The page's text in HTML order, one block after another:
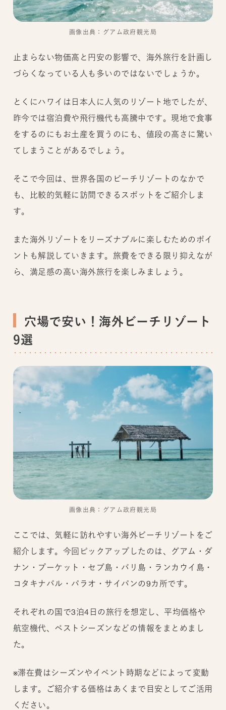
画像出典：グアム政府観光局
止まらない物価高と円安の影響で、海外旅行を計画し
づらくなっている人も多いのではないでしょうか。
とくにハワイは日本人に人気のリゾート地でしたが、
昨今では宿泊費や飛行機代も高騰中です。現地で食事
をするのにもお土産を買うのにも、値段の高さに驚い
てしまうことがあるでしょう。
そこで今回は、世界各国のビーチリゾートのなかで
も、比較的気軽に訪問できるスポットをご紹介しま
す。
また海外リゾートをリーズナブルに楽しむためのポイ
ントも解説していきます。旅費をできる限り抑えなが
ら、満足感の高い海外旅行を楽しみましょう。
穴場で安い！海外ビーチリゾート
9選
画像出典：グアム政府観光局
ここでは、気軽に訪れやすい海外ビーチリゾートをご
紹介します。今回ピックアップしたのは、グアム・ダ
ナン・プーケット・セブ島・バリ島・ランカウイ島・
コタキナバル・パラオ・サイパンの9カ所です。
それぞれの国で3泊4日の旅行を想定し、平均価格や
航空機代、ベストシーズンなどの情報をまとめまし
た。
※滞在費はシーズンやイベント時期などによって変動
します。ご紹介する価格はあくまで目安としてご活用
ください。